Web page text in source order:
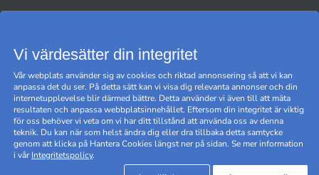
Black Friday
Hantera cookies
Vi värdesätter din integritet
Vår webplats använder sig av cookies och riktad annonsering så att vi kan
anpassa det du ser. På detta sätt kan vi visa dig relevanta annonser och din
internetupplevelse blir därmed bättre. Detta använder vi även till att mäta
resultaten och anpassa webbplatsinnehållet. Eftersom din integritet är viktig
för oss behöver vi veta om vi har ditt tillstånd att använda oss av denna
teknik. Du kan när som helst ändra dig eller dra tillbaka detta samtycke
genom att klicka på Hantera Cookies längst ner på sidan. Se mer information
i vårIntegritetspolicy.